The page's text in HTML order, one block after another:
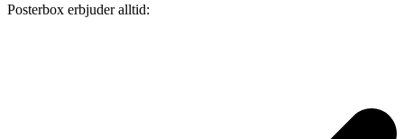
Posterbox erbjuder alltid: